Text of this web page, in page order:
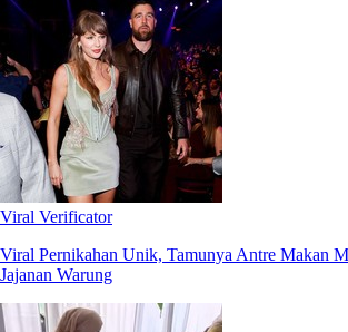
Viral Verificator
Viral Pernikahan Unik, Tamunya Antre Makan
Jajanan Warung